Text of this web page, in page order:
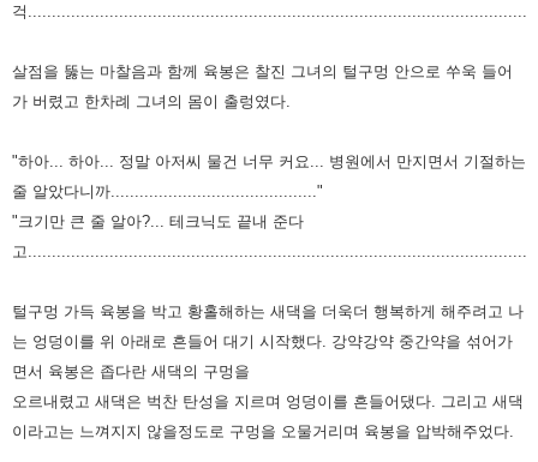
걱
살점을 뚫는 마찰음과 함께 육봉은 찰진 그녀의 털구멍 안으로 쑤욱 들어
가 버렸고 한차례 그녀의 몸이 출렁였다.
"하아... 하아... 정말 아저씨 물건 너무 커요... 병원에서 만지면서 기절하는
줄 알았다니까..........................................."
"크기만 큰 줄 알아?... 테크닉도 끝내 준다
고........................................................................................................"
털구멍 가득 육봉을 박고 황홀해하는 새댁을 더욱더 행복하게 해주려고 나
는 엉덩이를 위 아래로 흔들어 대기 시작했다. 강약강약 중간약을 섞어가
면서 육봉은 좁다란 새댁의 구멍을
오르내렸고 새댁은 벅찬 탄성을 지르며 엉덩이를 흔들어댔다. 그리고 새댁
이라고는 느껴지지 않을정도로 구멍을 오물거리며 육봉을 압박해주었다.